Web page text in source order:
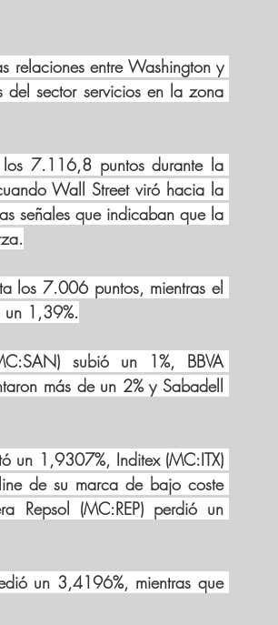
relaciones entre Washington y
del sector servicios en la zona
7.116,8 puntos durante la
Wall Street viró hacia la
señales que indicaban que la
los 7.006 puntos, mientras el
un 1,39%.
SAN) subió un 1%, BBVA
más de un 2% y Sabadell
un 1,9307%, Inditex (MC:ITX)
de su marca de bajo coste
Repsol (MC:REP) perdió un
un 3,4196%, mientras que